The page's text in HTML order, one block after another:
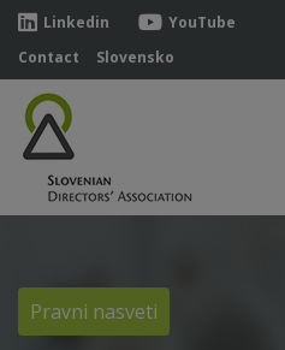
Linkedin
YouTube
Contact
Slovensko
Pravni nasveti